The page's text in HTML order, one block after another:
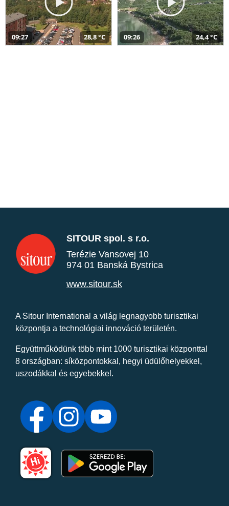
09:27 28,8 °C 09:26 24,4 °C
SITOUR spol. s r.o.
Terézie Vansovej 10
974 01 Banská Bystrica
www.sitour.sk
A Sitour International a világ legnagyobb turisztikai
központja a technológiai innováció területén.
Együttműködünk több mint 1000 turisztikai központtal
8 országban: síközpontokkal, hegyi üdülőhelyekkel,
uszodákkal és egyebekkel.